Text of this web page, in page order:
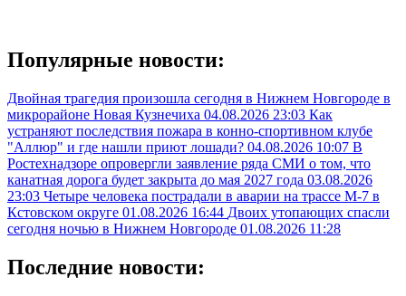
Популярные новости:
Двойная трагедия произошла сегодня в Нижнем Новгороде в
микрорайоне Новая Кузнечиха 04.08.2026 23:03 Как
устраняют последствия пожара в конно-спортивном клубе
"Аллюр" и где нашли приют лошади? 04.08.2026 10:07 В
Ростехнадзоре опровергли заявление ряда СМИ о том, что
канатная дорога будет закрыта до мая 2027 года 03.08.2026
23:03 Четыре человека пострадали в аварии на трассе М-7 в
Кстовском округе 01.08.2026 16:44 Двоих утопающих спасли
сегодня ночью в Нижнем Новгороде 01.08.2026 11:28
Последние новости: